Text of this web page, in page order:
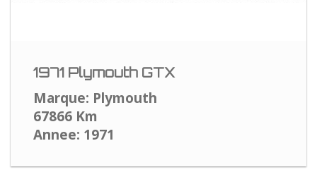
1971 Plymouth GTX
Marque: Plymouth
67866 Km
Annee: 1971